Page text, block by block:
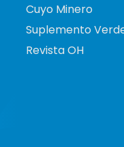
Cuyo Minero
Suplemento
Revista OH